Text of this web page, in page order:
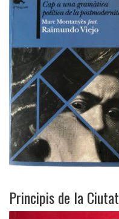
Principis de la Ciutat